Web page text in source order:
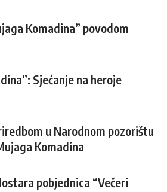
Komadina” povodom
Sjećanje na heroje
u Narodnom pozorištu
Komadina
pobjednica “Večeri